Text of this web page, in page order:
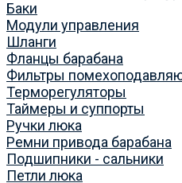
Баки
Модули управления
Шланги
Фланцы барабана
Фильтры
Терморегуляторы
Таймеры и суппорты
Ручки люка
Ремни привода барабана
Подшипники - сальники
Петли люка